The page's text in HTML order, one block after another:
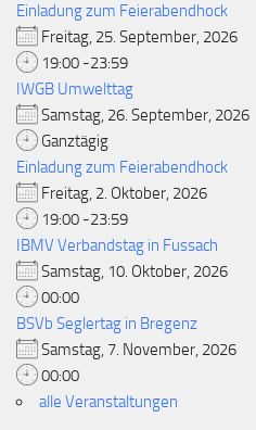
Einladung zum Feierabendhock
Freitag, 25. September, 2026
19:00 -23:59
IWGB Umwelttag
Samstag, 26. September, 2026
Ganztägig
Einladung zum Feierabendhock
Freitag, 2. Oktober, 2026
19:00 -23:59
IBMV Verbandstag in Fussach
Samstag, 10. Oktober, 2026
00:00
BSVb Seglertag in Bregenz
Samstag, 7. November, 2026
00:00
alle Veranstaltungen